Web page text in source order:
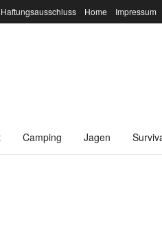
Haftungsausschluss Home Impressum
Camping Jagen